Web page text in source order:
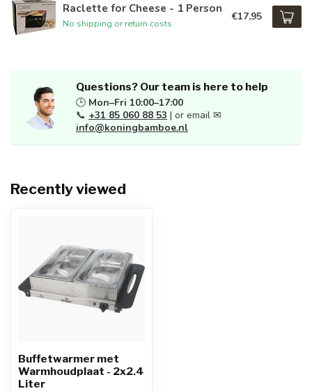
Raclette for Cheese - 1 Person
No shipping or return costs
€17,95
Questions? Our team is here to help
🕒 Mon–Fri 10:00–17:00
📞 +31 85 060 88 53 | or email ✉
info@koningbamboe.nl
Recently viewed
Buffetwarmer met
Warmhoudplaat - 2x2.4
Liter